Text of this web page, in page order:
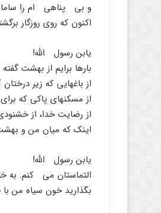
و بی پناهی ام را
اکنون که روی روزگار
یابن رسول الله!
بارها برایم از بهشت
از باغهایی که زیر
از مسکنهای پاکی که
از رضایت خدا، از
اینک که میان من و
یابن رسول الله!
التماستان می کنم. به
بگذارید خون سیاه من